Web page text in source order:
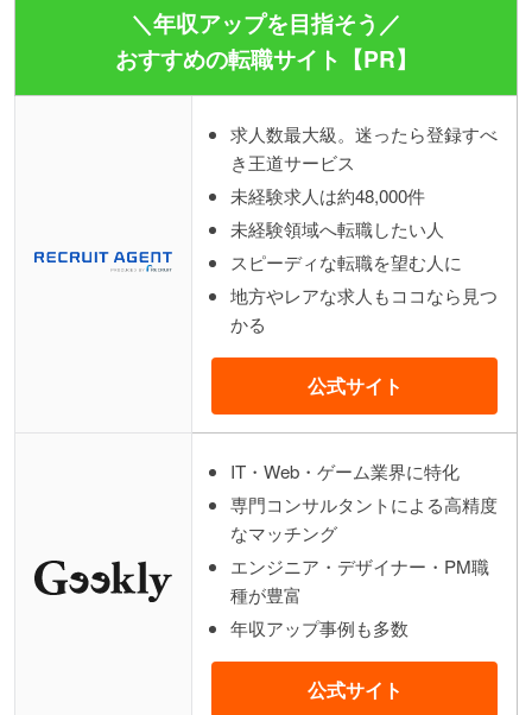
＼年収アップを目指そう／
おすすめの転職サイト【PR】
求人数最大級。迷ったら登録すべ
き王道サービス
未経験求人は約48,000件
未経験領域へ転職したい人
スピーディな転職を望む人に
地方やレアな求人もココなら見つ
かる
公式サイト
IT・Web・ゲーム業界に特化
専門コンサルタントによる高精度
なマッチング
エンジニア・デザイナー・PM職
種が豊富
年収アップ事例も多数
公式サイト